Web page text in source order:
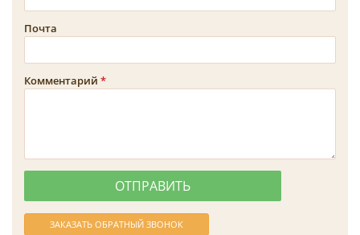
Почта
Комментарий
ЗАКАЗАТЬ ОБРАТНЫЙ ЗВОНОК